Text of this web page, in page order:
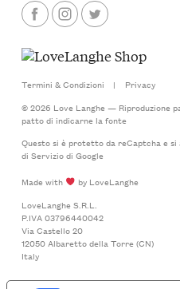
Termini & Condizioni |
Privacy
© 2026 Love Langhe — Riproduzione
patto di indicarne la fonte
Questo si è protetto da reCaptcha e si
di Serviziodi Google
Made with
by LoveLanghe
LoveLanghe S.R.L.
P.IVA 03796440042
Via Castello 20
12050 Albaretto della Torre (CN)
Italy